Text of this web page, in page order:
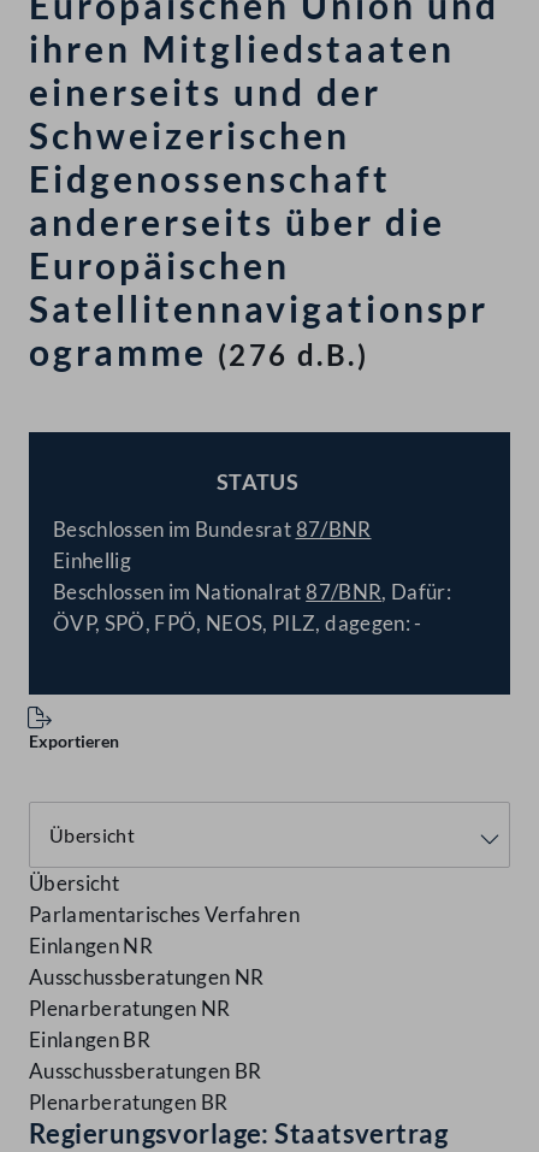
ihren Mitgliedstaaten
einerseits und der
Schweizerischen
Eidgenossenschaft
andererseits über die
Europäischen
Satellitennavigationspr
ogramme (276 d.B.)
STATUS
Beschlossen im Bundesrat87/BNR
Einhellig
Beschlossen im Nationalrat87/BNR, Dafür:
ÖVP, SPÖ, FPÖ, NEOS, PILZ, dagegen: -
Exportieren
Übersicht
Parlamentarisches Verfahren
Einlangen NR
Ausschussberatungen NR
Plenarberatungen NR
Einlangen BR
Ausschussberatungen BR
Plenarberatungen BR
Regierungsvorlage: Staatsvertrag